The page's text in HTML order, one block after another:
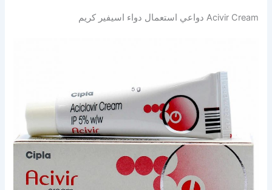
Acivir Cream دواعي استعمال دواء اسيفير كريم